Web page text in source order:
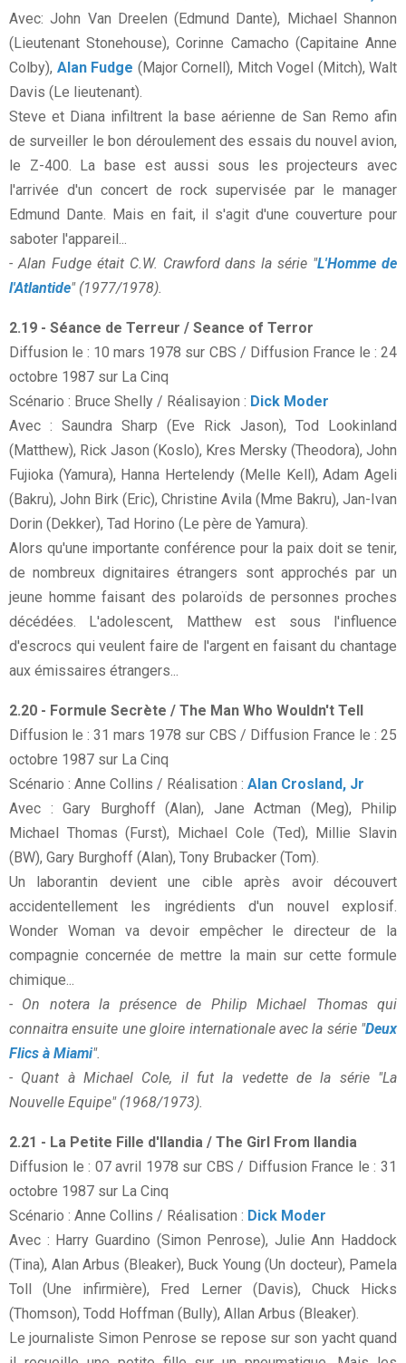
Avec: John Van Dreelen (Edmund Dante), Michael Shannon
(Lieutenant Stonehouse), Corinne Camacho (Capitaine Anne
Colby), Alan Fudge (Major Cornell), Mitch Vogel (Mitch), Walt
Davis (Le lieutenant).
Steve et Diana infiltrent la base aérienne de San Remo afin
de surveiller le bon déroulement des essais du nouvel avion,
le Z-400. La base est aussi sous les projecteurs avec
l'arrivée d'un concert de rock supervisée par le manager
Edmund Dante. Mais en fait, il s'agit d'une couverture pour
saboter l'appareil...
- Alan Fudge était C.W. Crawford dans la série "L'Homme de
l'Atlantide" (1977/1978).
2.19 - Séance de Terreur / Seance of Terror
Diffusion le : 10 mars 1978 sur CBS / Diffusion France le : 24
octobre 1987 sur La Cinq
Scénario : Bruce Shelly / Réalisayion : Dick Moder
Avec : Saundra Sharp (Eve Rick Jason), Tod Lookinland
(Matthew), Rick Jason (Koslo), Kres Mersky (Theodora), John
Fujioka (Yamura), Hanna Hertelendy (Melle Kell), Adam Ageli
(Bakru), John Birk (Eric), Christine Avila (Mme Bakru), Jan-Ivan
Dorin (Dekker), Tad Horino (Le père de Yamura).
Alors qu'une importante conférence pour la paix doit se tenir,
de nombreux dignitaires étrangers sont approchés par un
jeune homme faisant des polaroïds de personnes proches
décédées. L'adolescent, Matthew est sous l'influence
d'escrocs qui veulent faire de l'argent en faisant du chantage
aux émissaires étrangers...
2.20 - Formule Secrète / The Man Who Wouldn't Tell
Diffusion le : 31 mars 1978 sur CBS / Diffusion France le : 25
octobre 1987 sur La Cinq
Scénario : Anne Collins / Réalisation : Alan Crosland, Jr
Avec : Gary Burghoff (Alan), Jane Actman (Meg), Philip
Michael Thomas (Furst), Michael Cole (Ted), Millie Slavin
(BW), Gary Burghoff (Alan), Tony Brubacker (Tom).
Un laborantin devient une cible après avoir découvert
accidentellement les ingrédients d'un nouvel explosif.
Wonder Woman va devoir empêcher le directeur de la
compagnie concernée de mettre la main sur cette formule
chimique...
- On notera la présence de Philip Michael Thomas qui
connaitra ensuite une gloire internationale avec la série "Deux
Flics à Miami".
- Quant à Michael Cole, il fut la vedette de la série "La
Nouvelle Equipe" (1968/1973).
2.21 - La Petite Fille d'Ilandia / The Girl From Ilandia
Diffusion le : 07 avril 1978 sur CBS / Diffusion France le : 31
octobre 1987 sur La Cinq
Scénario : Anne Collins / Réalisation : Dick Moder
Avec : Harry Guardino (Simon Penrose), Julie Ann Haddock
(Tina), Alan Arbus (Bleaker), Buck Young (Un docteur), Pamela
Toll (Une infirmière), Fred Lerner (Davis), Chuck Hicks
(Thomson), Todd Hoffman (Bully), Allan Arbus (Bleaker).
Le journaliste Simon Penrose se repose sur son yacht quand